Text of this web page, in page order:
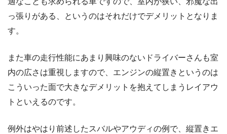
っ張りがある、というのはそれだけでデメリットとなりま
す。
また車の走行性能にあまり興味のないドライバーさんも室
内の広さは重視しますので、エンジンの縦置きというのは
こういった面で大きなデメリットを抱えてしまうレイアウ
トといえるのです。
例外はやはり前述したスバルやアウディの例で、縦置きエ